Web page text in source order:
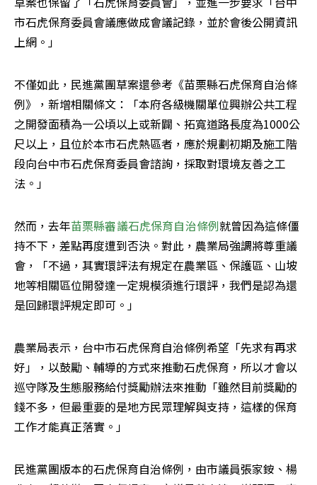
市石虎保育委員會議應做成會議記錄，並於會後公開資訊
上網。」
不僅如此，民進黨團草案還參考《苗栗縣石虎保育自治條
例》，新增相關條文：「本府各級機關單位興辦公共工程
之開發面積為一公頃以上或新闢、拓寬道路長度為1000公
尺以上，且位於本市石虎熱區者，應於規劃初期及施工階
段向台中市石虎保育委員會諮詢，採取對環境友善之工
法。」
然而，去年苗栗縣審議石虎保育自治條例就曾因為這條僵
持不下，差點再度遭到否決。對此，農業局強調將尊重議
會，「不過，其實環評法有規定在農業區、保護區、山坡
地等相關區位開發達一定規模須進行環評，我們是認為還
是回歸環評規定即可。」
農業局表示，台中市石虎保育自治條例希望「先求有再求
好」，以鼓勵、輔導的方式來推動石虎保育，所以才會以
巡守隊及生態服務給付獎勵辦法來推動「雖然目前獎勵的
錢不多，但最重要的是地方民眾理解與支持，這樣的保育
工作才能真正落實。」
民進黨團版本的石虎保育自治條例，由市議員張家銨、楊